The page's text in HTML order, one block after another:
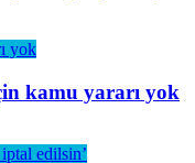
kamu yararı yok